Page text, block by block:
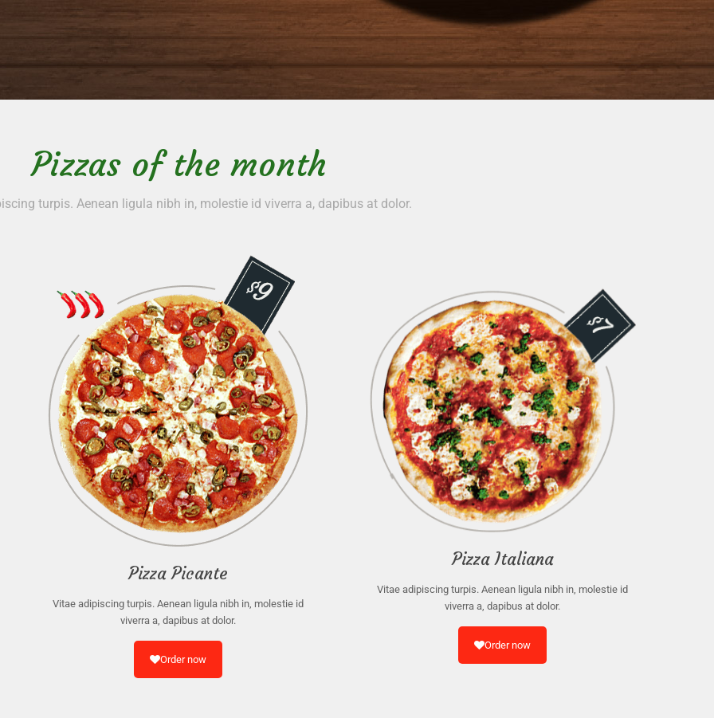
Pizzas of the month
turpis. Aenean ligula nibh in, molestie id viverra a, dapibus at dolor.
Pizza Picante
Vitae adipiscing turpis. Aenean ligula nibh in, molestie id
viverra a, dapibus at dolor.
Order now
Pizza Italiana
Vitae adipiscing turpis. Aenean ligula nibh in, molestie id
viverra a, dapibus at dolor.
Order now